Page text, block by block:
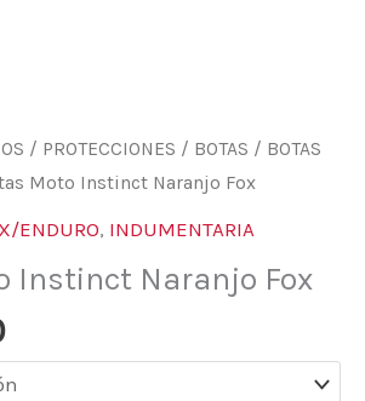
/ PROTECCIONES / BOTAS / BOTAS
Moto Instinct Naranjo Fox
ENDURO, INDUMENTARIA
Instinct Naranjo Fox